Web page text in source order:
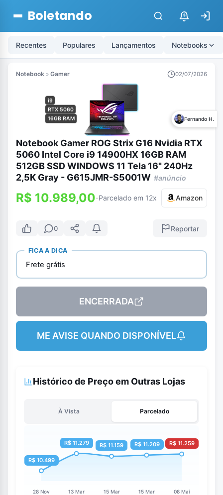
Boletando $
Recentes Populares Lançamentos Notebooks
Notebook » Gamer 02/07/2026
i9
RTX 5060
16GB RAM
Fernando H.
Notebook Gamer ROG Strix G16 Nvidia RTX
5060 Intel Core i9 14900HX 16GB RAM
512GB SSD WINDOWS 11 Tela 16" 240Hz
2,5K Gray - G615JMR-S5001W #anúncio
R$ 10.989,00-Parcelado em 12x Amazon
0 Reportar
FICA A DICA
Frete grátis
ENCERRADA
ME AVISE QUANDO DISPONÍVEL
Histórico de Preço em Outras Lojas
À Vista Parcelado